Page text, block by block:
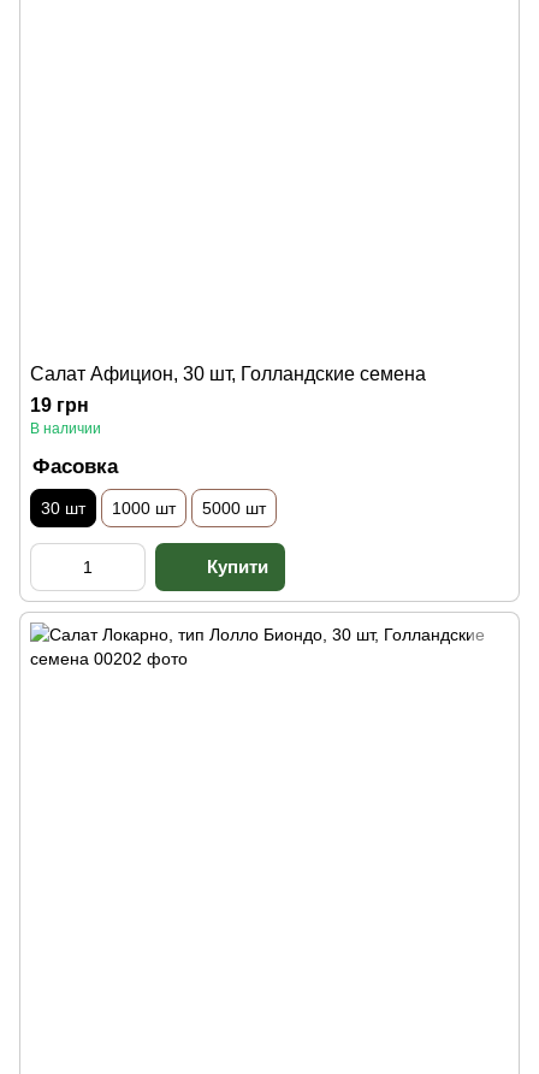
Салат Афицион, 30 шт, Голландские семена
19 грн
В наличии
Фасовка
30 шт 1000 шт 5000 шт